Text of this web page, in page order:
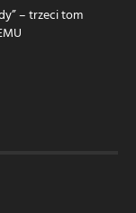
– trzeci tom